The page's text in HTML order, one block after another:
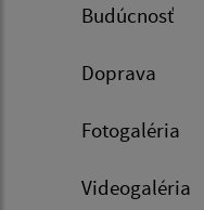
Budúcnosť
Doprava
Fotogaléria
Videogaléria